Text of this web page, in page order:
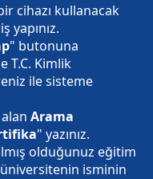
cihazı kullanacak
yapınız.
" butonuna
T.C. Kimlik
ile sisteme
Arama
" yazınız.
olduğunuz eğitim
isminin